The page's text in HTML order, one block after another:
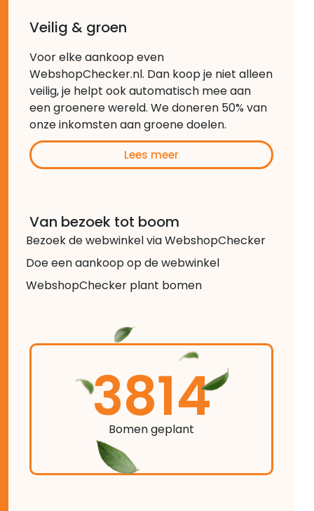
Veilig & groen
Voor elke aankoop even
WebshopChecker.nl. Dan koop je niet alleen
veilig, je helpt ook automatisch mee aan
een groenere wereld. We doneren 50% van
onze inkomsten aan groene doelen.
Lees meer
Van bezoek tot boom
Bezoek de webwinkel via WebshopChecker
Doe een aankoop op de webwinkel
WebshopChecker plant bomen
3814
Bomen geplant